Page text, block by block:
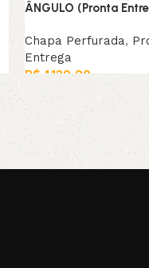
ÂNGULO (Pronta
Chapa Perfurada,
Entrega
R$1.120,00
Leia mais